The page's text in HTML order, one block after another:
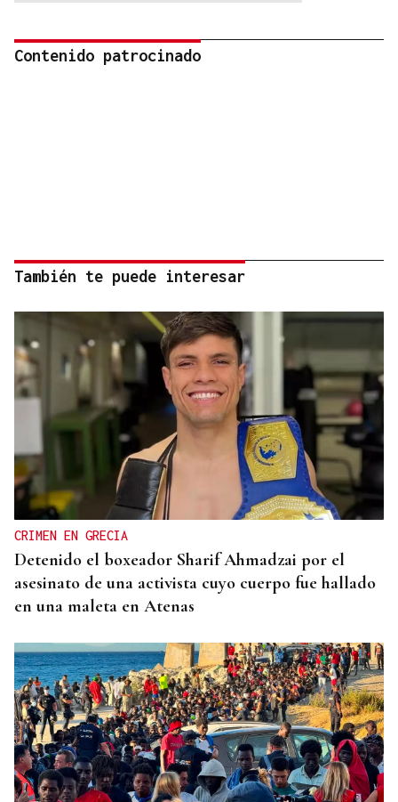
Contenido patrocinado
También te puede interesar
CRIMEN EN GRECIA
Detenido el boxeador Sharif Ahmadzai por el
asesinato de una activista cuyo cuerpo fue hallado
en una maleta en Atenas